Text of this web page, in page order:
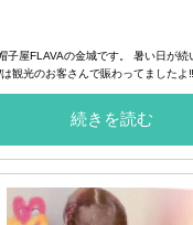
子屋FLAVAの金城です。 暑い日が続
観光のお客さんで賑わってましたよ‼︎
続きを読む